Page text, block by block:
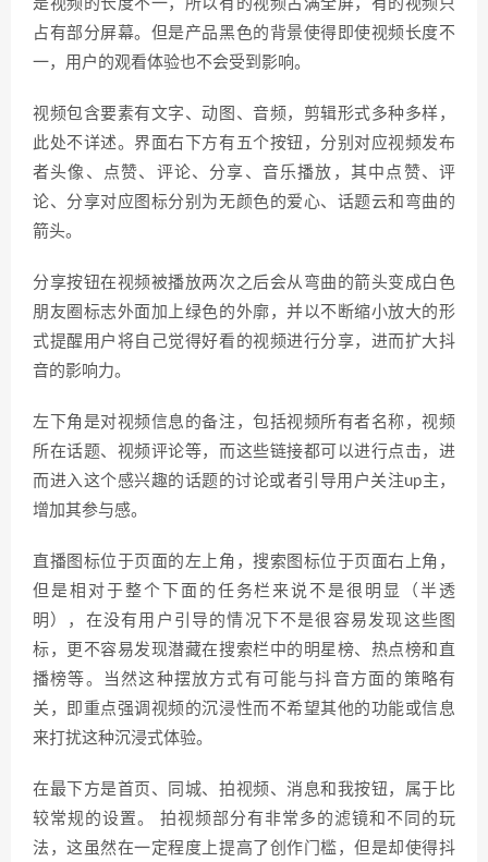
是视频的长度不一，所以有的视频占满全屏，有的视频只
占有部分屏幕。但是产品黑色的背景使得即使视频长度不
一，用户的观看体验也不会受到影响。
视频包含要素有文字、动图、音频，剪辑形式多种多样，
此处不详述。界面右下方有五个按钮，分别对应视频发布
者头像、点赞、评论、分享、音乐播放，其中点赞、评
论、分享对应图标分别为无颜色的爱心、话题云和弯曲的
箭头。
分享按钮在视频被播放两次之后会从弯曲的箭头变成白色
朋友圈标志外面加上绿色的外廓，并以不断缩小放大的形
式提醒用户将自己觉得好看的视频进行分享，进而扩大抖
音的影响力。
左下角是对视频信息的备注，包括视频所有者名称，视频
所在话题、视频评论等，而这些链接都可以进行点击，进
而进入这个感兴趣的话题的讨论或者引导用户关注up主，
增加其参与感。
直播图标位于页面的左上角，搜索图标位于页面右上角，
但是相对于整个下面的任务栏来说不是很明显（半透
明），在没有用户引导的情况下不是很容易发现这些图
标，更不容易发现潜藏在搜索栏中的明星榜、热点榜和直
播榜等。当然这种摆放方式有可能与抖音方面的策略有
关，即重点强调视频的沉浸性而不希望其他的功能或信息
来打扰这种沉浸式体验。
在最下方是首页、同城、拍视频、消息和我按钮，属于比
较常规的设置。 拍视频部分有非常多的滤镜和不同的玩
法，这虽然在一定程度上提高了创作门槛，但是却使得抖